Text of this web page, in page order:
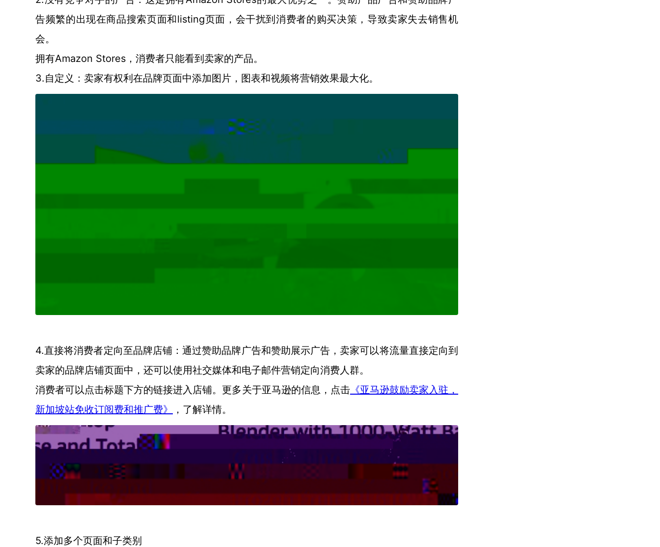
告频繁的出现在商品搜索页面和listing页面，会干扰到消费者的购买决策，导致卖家失去销售机
会。
拥有Amazon Stores ，消费者只能看到卖家的产品。
3.自定义：卖家有权利在品牌页面中添加图片，图表和视频将营销效果最大化。
4.直接将消费者定向至品牌店铺：通过赞助品牌广告和赞助展示广告，卖家可以将流量直接定向到
卖家的品牌店铺页面中，还可以使用社交媒体和电子邮件营销定向消费人群。
消费者可以点击标题下方的链接进入店铺。 更多关于亚马逊的信息，点击《亚马逊鼓励卖家入驻，
新加坡站免收订阅费和推广费》
，了解详情。
5.添加多个页面和子类别